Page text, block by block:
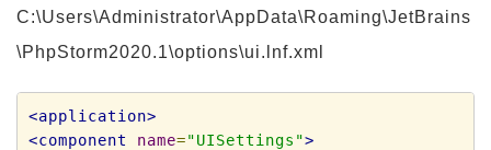
C:\Users\Administrator\AppData\Roaming\JetBrains
\PhpStorm2020.1\options\ui.lnf.xml
<application>
<component
name="UISettings">